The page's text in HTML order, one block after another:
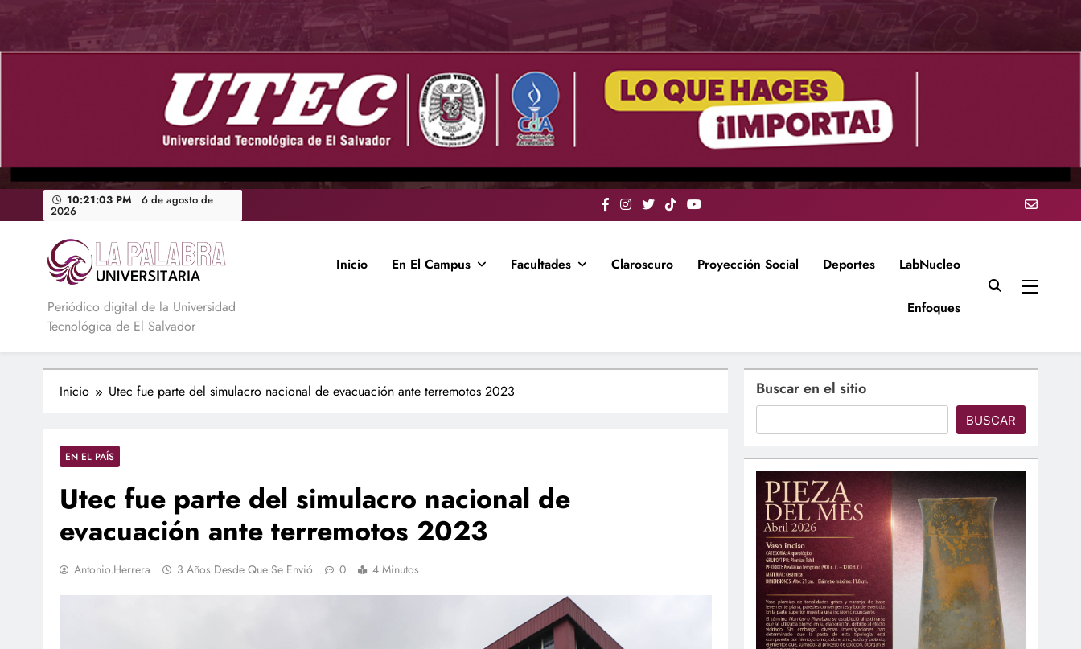
contenido
10:21:04 PM 6 de agosto de
2026
La Palabra Universitaria
Periódico digital de la Universidad
Tecnológica de El Salvador
Inicio En El Campus Facultades Claroscuro Proyección Social Deportes LabNucleo
Enfoques
Inicio Utec fue parte del simulacro nacional de evacuación ante terremotos 2023
EN EL PAÍS
Utec fue parte del simulacro nacional de
evacuación ante terremotos 2023
Antonio.herrera 3 Años Desde Que Se Envió 0 4 Minutos
Buscar en el sitio
BUSCAR